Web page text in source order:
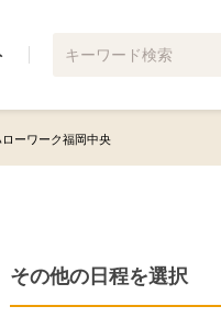
ーワーク福岡中央
その他の日程を選択